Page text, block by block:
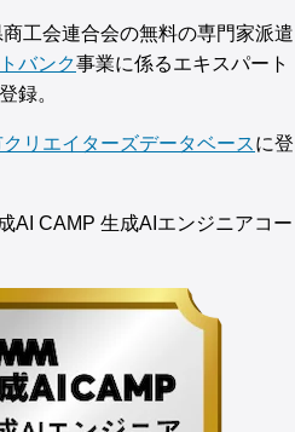
工会連合会の無料の専門家派遣
バンク事業に係るエキスパート
録。
クリエイターズデータベースに登
AI CAMP 生成AIエンジニアコー